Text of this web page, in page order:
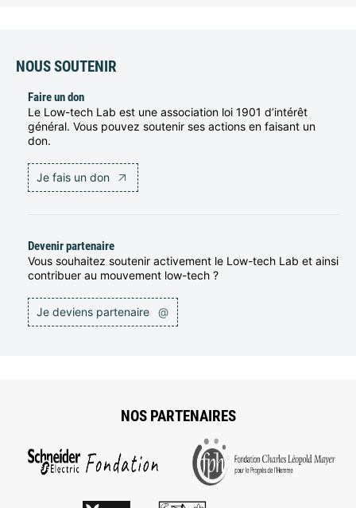
NOUS SOUTENIR
Faire un don
Le Low-tech Lab est une association loi 1901 d’intérêt
général. Vous pouvez soutenir ses actions en faisant un
don.
Je fais un don
Devenir partenaire
Vous souhaitez soutenir activement le Low-tech Lab et ainsi
contribuer au mouvement low-tech ?
Je deviens partenaire @
NOS PARTENAIRES